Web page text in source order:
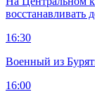
восстанавливать
16:30
Военный из
16:00